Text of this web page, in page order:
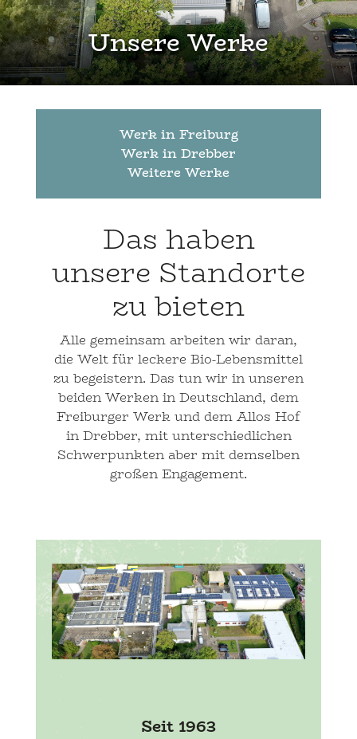
Unsere Werke
Werk in Freiburg
Werk in Drebber
Weitere Werke
Das haben
unsere Standorte
zu bieten
Alle gemeinsam arbeiten wir daran,
die Welt für leckere Bio-Lebensmittel
zu begeistern. Das tun wir in unseren
beiden Werken in Deutschland, dem
Freiburger Werk und dem Allos Hof
in Drebber, mit unterschiedlichen
Schwerpunkten aber mit demselben
großen Engagement.
Seit 1963